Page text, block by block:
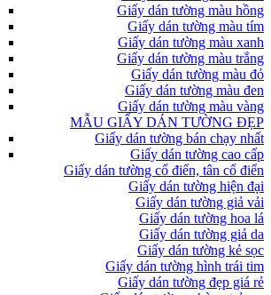
Giấy dán tường màu hồng
Giấy dán tường màu tím
Giấy dán tường màu xanh
Giấy dán tường màu trắng
Giấy dán tường màu đỏ
Giấy dán tường màu đen
Giấy dán tường màu vàng
MẪU GIẤY DÁN TƯỜNG ĐẸP
Giấy dán tường bán chạy nhất
Giấy dán tường cao cấp
Giấy dán tường cổ điển, tân cổ điển
Giấy dán tường hiện đại
Giấy dán tường giả vải
Giấy dán tường hoa lá
Giấy dán tường giả da
Giấy dán tường kẻ sọc
Giấy dán tường hình trái tim
Giấy dán tường đẹp giá rẻ